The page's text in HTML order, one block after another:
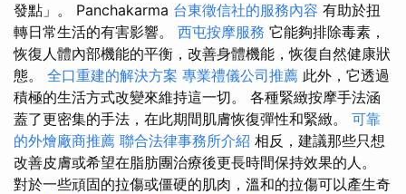
發點」。 Panchakarma 台東徵信社的服務內容 有助於扭
轉日常生活的有害影響。 西屯按摩服務 它能夠排除毒素，
恢復人體內部機能的平衡，改善身體機能，恢復自然健康狀
態。 全口重建的解決方案 專業禮儀公司推薦 此外，它透過
積極的生活方式改變來維持這一切。 各種緊緻按摩手法涵
蓋了更密集的手法，在此期間肌膚恢復彈性和緊緻。 可靠
的外燴廠商推薦 聯合法律事務所介紹 相反，建議那些只想
改善皮膚或希望在脂肪團治療後更長時間保持效果的人。
對於一些頑固的拉傷或僵硬的肌肉，溫和的拉傷可以產生奇